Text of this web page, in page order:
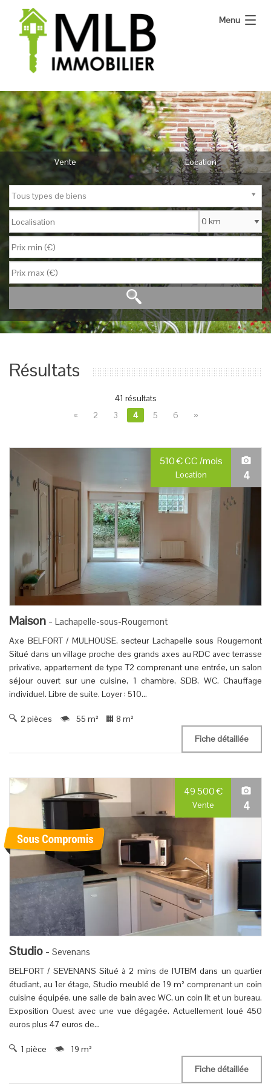
Menu
Bienvenue
Nos annonces
Notre agence
Vous vendez
Nous contacter
Vente Location
Tous types de biens
Résultats
41 résultats
«
2 3 4 5 6 »
510€CC/mois
Location 4
Maison- Lachapelle-sous-Rougemont
Axe BELFORT / MULHOUSE, secteur Lachapelle sous Rougemont
Situé dans un village proche des grands axes au RDC avec terrasse
privative, appartement de type T2 comprenant une entrée, un salon
séjour ouvert sur une cuisine, 1 chambre, SDB, WC. Chauffage
individuel. Libre de suite. Loyer : 510...
2 pièces 55 m²
8 m²
Fiche détaillée
49 500€
Vente 4
Studio- Sevenans
BELFORT / SEVENANS Situé à 2 mins de l'UTBM dans un quartier
étudiant, au 1er étage, Studio meublé de 19 m² comprenant un coin
cuisine équipée, une salle de bain avec WC, un coin lit et un bureau.
Exposition Ouest avec une vue dégagée. Actuellement loué 450
euros plus 47 euros de...
1 pièce
19 m²
Fiche détaillée